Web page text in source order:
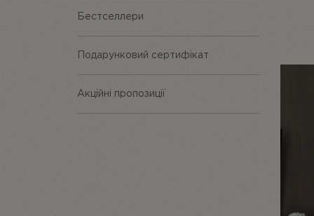
Бестселлери
Подарунковий сертифікат
Акційні пропозиції